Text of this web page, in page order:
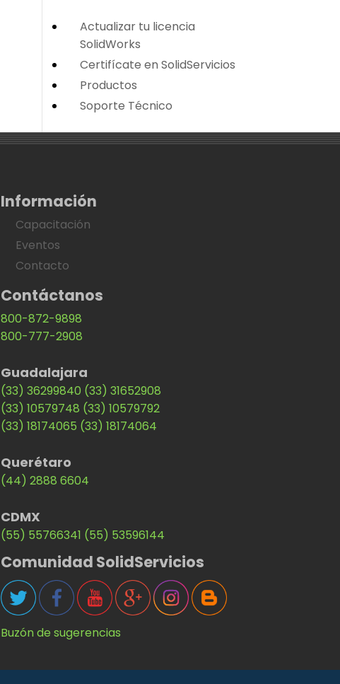
Actualizar tu licencia
SolidWorks
Certifícate en SolidServicios
Productos
Soporte Técnico
Información
Capacitación
Eventos
Contacto
Contáctanos
800-872-9898
800-777-2908
Guadalajara
(33) 36299840 (33) 31652908
(33) 10579748 (33) 10579792
(33) 18174065 (33) 18174064
Querétaro
(44) 2888 6604
CDMX
(55) 55766341 (55) 53596144
Comunidad SolidServicios
Buzón de sugerencias